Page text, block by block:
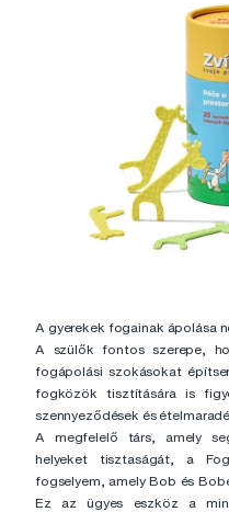
A gyerekek fogainak ápolása
A szülők fontos szerepe,
fogápolási szokásokat
fogközök tisztítására is
szennyeződések és
A megfelelő társ, amely
helyeket tisztaságát, a
fogselyem, amely Bob és
Ez az ügyes eszköz a